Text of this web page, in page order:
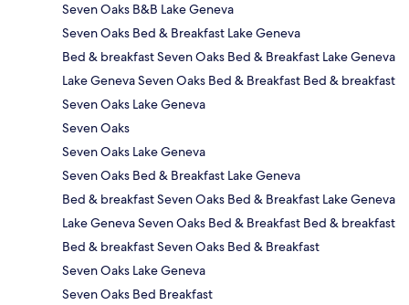
Seven Oaks B&B Lake Geneva
Seven Oaks Bed & Breakfast Lake Geneva
Bed & breakfast Seven Oaks Bed & Breakfast Lake Geneva
Lake Geneva Seven Oaks Bed & Breakfast Bed & breakfast
Seven Oaks Lake Geneva
Seven Oaks
Seven Oaks Lake Geneva
Seven Oaks Bed & Breakfast Lake Geneva
Bed & breakfast Seven Oaks Bed & Breakfast Lake Geneva
Lake Geneva Seven Oaks Bed & Breakfast Bed & breakfast
Bed & breakfast Seven Oaks Bed & Breakfast
Seven Oaks Lake Geneva
Seven Oaks Bed Breakfast